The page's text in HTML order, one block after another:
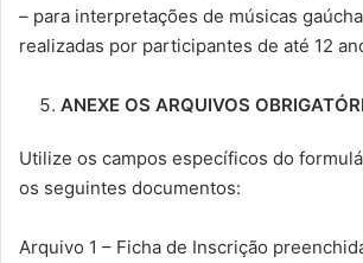
– para interpretações de músicas
realizadas por participantes de até 12
ANEXE OS ARQUIVOS
Utilize os campos específicos do
os seguintes documentos:
Arquivo 1 – Ficha de Inscrição